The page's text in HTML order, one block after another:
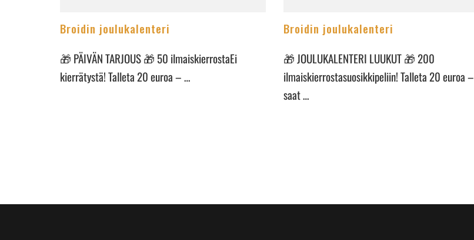
Broidin joulukalenteri
🎁 PÄIVÄN TARJOUS 🎁 50 ilmaiskierrostaEi
kierrätystä! Talleta 20 euroa – …
Broidin joulukalenteri
🎁 JOULUKALENTERI LUUKUT 🎁 200
ilmaiskierrostasuosikkipeliin! Talleta 20 euroa –
saat …